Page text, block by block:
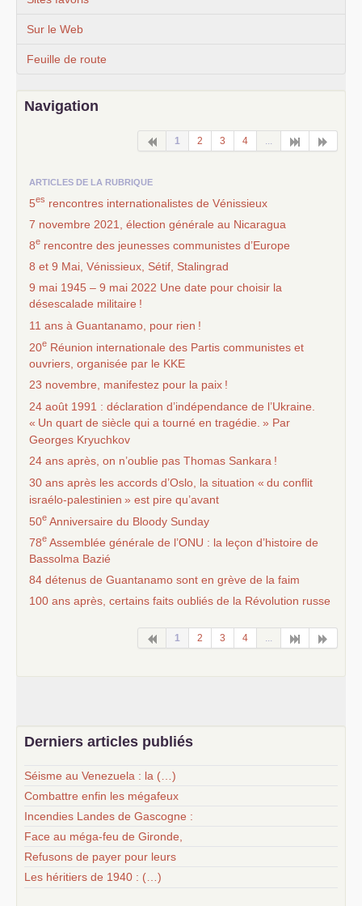
Sur le Web
Feuille de route
Navigation
1 2 3 4
ARTICLES DE LA RUBRIQUE
5es rencontres internationalistes de Vénissieux
7 novembre 2021, élection générale au Nicaragua
8e rencontre des jeunesses communistes d’Europe
8 et 9 Mai, Vénissieux, Sétif, Stalingrad
9 mai 1945 – 9 mai 2022 Une date pour choisir la
désescalade militaire !
11 ans à Guantanamo, pour rien !
20e Réunion internationale des Partis communistes et
ouvriers, organisée par le KKE
23 novembre, manifestez pour la paix !
24 août 1991 : déclaration d’indépendance de l’Ukraine.
« Un quart de siècle qui a tourné en tragédie. » Par
Georges Kryuchkov
24 ans après, on n’oublie pas Thomas Sankara !
30 ans après les accords d’Oslo, la situation « du conflit
israélo-palestinien » est pire qu’avant
50e Anniversaire du Bloody Sunday
78e Assemblée générale de l’ONU : la leçon d’histoire de
Bassolma Bazié
84 détenus de Guantanamo sont en grève de la faim
100 ans après, certains faits oubliés de la Révolution russe
1 2 3 4
Derniers articles publiés
Séisme au Venezuela : la (…)
Combattre enfin les mégafeux
Incendies Landes de Gascogne :
Face au méga-feu de Gironde,
Refusons de payer pour leurs
Les héritiers de 1940 : (…)